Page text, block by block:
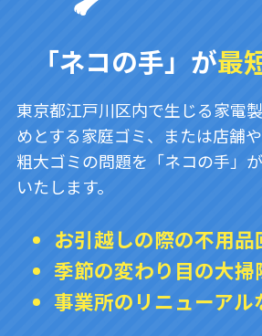
「ネコの手」が最
東京都江戸川区内で生じる家電
めとする家庭ゴミ、または店舗
粗大ゴミの問題を「ネコの手」
いたします。
お引越しの際の不用品
季節の変わり目の大掃
事業所のリニューアル